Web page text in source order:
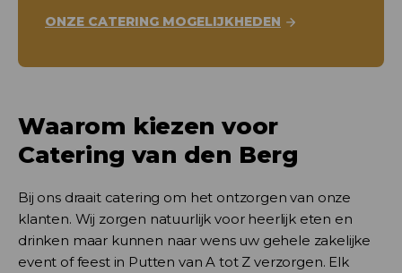
ONZE CATERING MOGELIJKHEDEN
Waarom kiezen voor
Catering van den Berg
Bij ons draait catering om het ontzorgen van onze
klanten. Wij zorgen natuurlijk voor heerlijk eten en
drinken maar kunnen naar wens uw gehele zakelijke
event of feest in Putten van A tot Z verzorgen. Elk